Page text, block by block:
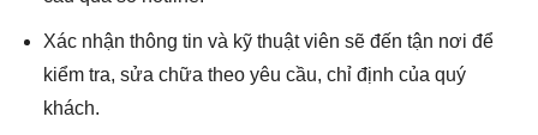
Xác nhận thông tin và kỹ thuật viên sẽ đến tận nơi để
kiểm tra, sửa chữa theo yêu cầu, chỉ định của quý
khách.